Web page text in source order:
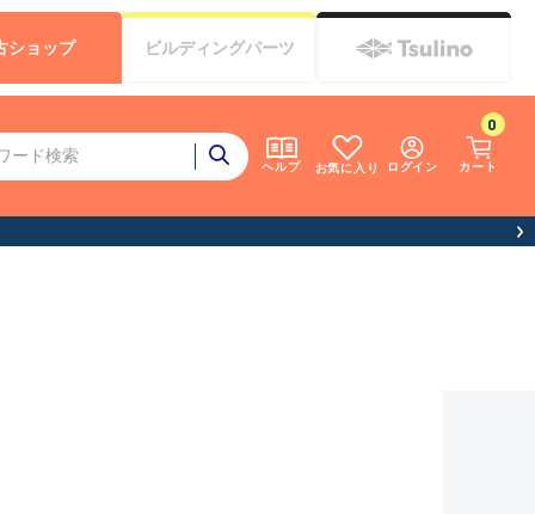
ヘルプ お気に入り ログイン カート
0
ショップ ビルディングパーツ